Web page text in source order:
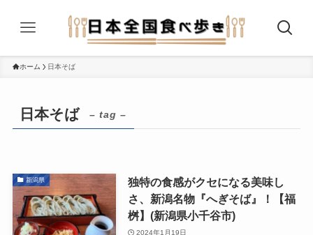
ホーム 日本そば
日本そば – tag –
新潟県
独特の食感がクセになる美味し
さ、新潟名物『へぎそば』！【福
桝】(新潟県小千谷市)
2024年1月19日